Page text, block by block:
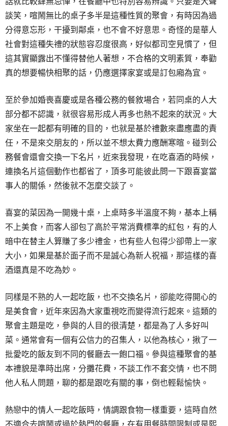
談笑，喧鬧無比的桌子多半是這種性質的聚會，有時因為過
分得意忘形，干擾到鄰桌，也不會不好意思。奇怪的是華人
社會對這種失禮的狀態容忍度很高，好似都司空見慣了，但
這其實顯露出不懂得替他人著想，不合格的文明素質，奉勸
真的想要暢快相聚的話，仍應選擇家宴或是訂包廂為宜。
至於參加婚喪喜慶或是各種公務的餐敘場合，若同桌的人大
部分都不認識，就很容易形成人再多也熱不起來的狀況。大
家坐在一起都有明確的目的，也就是基於禮數來盡應盡的責
任，不是來交朋友的，所以並不想太費力應酬寒暄。碰到公
務餐會還會交換一下名片，近來我發現，在吃喜酒的時候，
連換名片這個動作也都省了，頂多可能彼此問一下跟喜宴當
事人的關係，然後就不怎麼交談了。
喜宴的菜因為一開幾十桌，上桌時多半溫度不夠，基本上稱
不上美食，而客人卻包了高於平常消費標準的紅包，有的人
暗中在替主人算賺了多少禮金，也有些人包得少卻帶上一家
大小，如果是基於面子而不是誠心為新人祝福，那這樣的喜
酒還真是不吃為妙。
同樣是不熟的人一起吃飯，也不交換名片，卻能吃得開心的
是美食會，近年來因為大家重視吃而變得流行起來。這類的
聚會主題是吃，參與的人目的很清楚，都是為了人多好叫
菜。通常會有一個有公信力的召集人，以他為核心，揪了一
批愛吃的飯友到不同的餐廳去一飽口福。參與這種聚會的基
本禮貌是準時出席，分攤花費，不談工作不套交情，也不問
他人私人問題，聊的都是跟吃有關的事，倒也輕鬆愉快。
熱戀中的情人一起吃飯時，情調跟食物一樣重要，這時自然